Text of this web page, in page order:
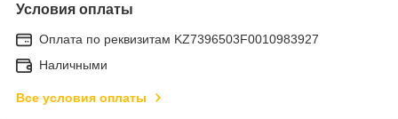
Условия оплаты
Оплата по реквизитам KZ7396503F0010983927
Наличными
Все условия оплаты